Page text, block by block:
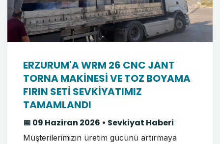
ERZURUM'A WRM 26 CNC JANT
TORNA MAKİNESİ VE TOZ BOYAMA
FIRIN SETİ SEVKİYATIMIZ
TAMAMLANDI
📅 09 Haziran 2026 • Sevkiyat Haberi
Müşterilerimizin üretim gücünü artırmaya